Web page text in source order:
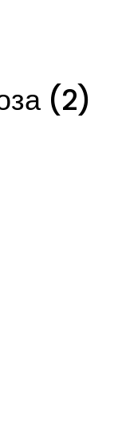
(2)